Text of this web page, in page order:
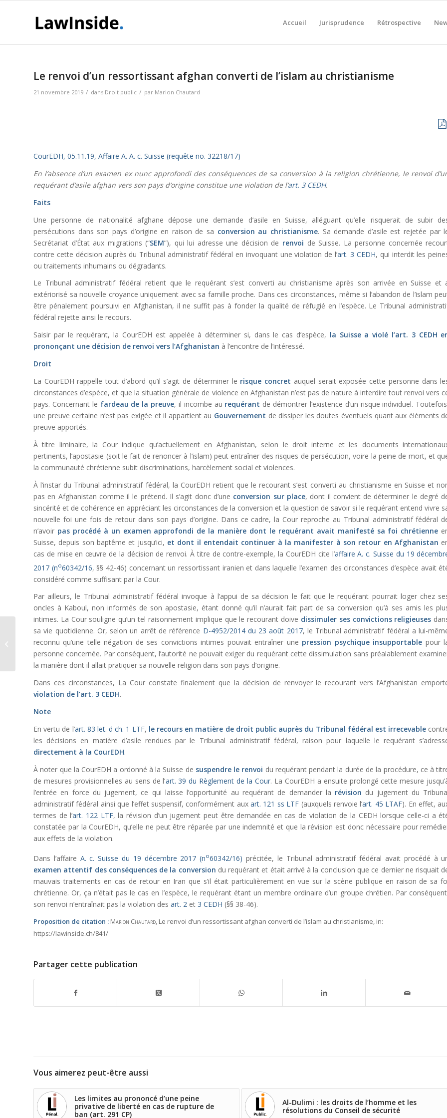
Accueil Jurisprudence Rétrospective
Le renvoi d’un ressortissant afghan converti de l’islam au christianisme
21 novembre 2019 / dans Droit public / par Marion Chautard
CourEDH, 05.11.19, Affaire A. A. c. Suisse (requête no. 32218/17)
En l’absence d’un examen ex nunc approfondi des conséquences de sa conversion à la religion chrétienne, le renvoi
requérant d’asile afghan vers son pays d’origine constitue une violation de l’art. 3 CEDH.
Faits
Une personne de nationalité afghane dépose une demande d’asile en Suisse, alléguant qu’elle risquerait de subir
persécutions dans son pays d’origine en raison de sa conversion au christianisme. Sa demande d’asile est rejetée par
Secrétariat d’État aux migrations (“SEM”), qui lui adresse une décision de renvoi de Suisse. La personne concernée
contre cette décision auprès du Tribunal administratif fédéral en invoquant une violation de l’art. 3 CEDH, qui interdit les
ou traitements inhumains ou dégradants.
Le Tribunal administratif fédéral retient que le requérant s’est converti au christianisme après son arrivée en Suisse et
extériorisé sa nouvelle croyance uniquement avec sa famille proche. Dans ces circonstances, même si l’abandon de l’islam
être pénalement poursuivi en Afghanistan, il ne suffit pas à fonder la qualité de réfugié en l’espèce. Le Tribunal
fédéral rejette ainsi le recours.
Saisir par le requérant, la CourEDH est appelée à déterminer si, dans le cas d’espèce, la Suisse a violé l’art. 3 CEDH
prononçant une décision de renvoi vers l’Afghanistan à l’encontre de l’intéressé.
Droit
La CourEDH rappelle tout d’abord qu’il s’agit de déterminer le risque concret auquel serait exposée cette personne dans
circonstances d’espèce, et que la situation générale de violence en Afghanistan n’est pas de nature à interdire tout renvoi vers
pays. Concernant le fardeau de la preuve, il incombe au requérant de démontrer l’existence d’un risque individuel.
une preuve certaine n’est pas exigée et il appartient au Gouvernement de dissiper les doutes éventuels quant aux éléments
preuve apportés.
À titre liminaire, la Cour indique qu’actuellement en Afghanistan, selon le droit interne et les documents
pertinents, l’apostasie (soit le fait de renoncer à l’islam) peut entraîner des risques de persécution, voire la peine de mort, et
la communauté chrétienne subit discriminations, harcèlement social et violences.
À l’instar du Tribunal administratif fédéral, la CourEDH retient que le recourant s’est converti au christianisme en Suisse et
pas en Afghanistan comme il le prétend. Il s’agit donc d’une conversion sur place, dont il convient de déterminer le degré
sincérité et de cohérence en appréciant les circonstances de la conversion et la question de savoir si le requérant entend vivre
nouvelle foi une fois de retour dans son pays d’origine. Dans ce cadre, la Cour reproche au Tribunal administratif fédéral
n’avoir pas procédé à un examen approfondi de la manière dont le requérant avait manifesté sa foi chrétienne
Suisse, depuis son baptême et jusqu’ici, et dont il entendait continuer à la manifester à son retour en Afghanistan
cas de mise en œuvre de la décision de renvoi. À titre de contre-exemple, la CourEDH cite l’affaire A. c. Suisse du 19
2017 (no60342/16, §§ 42-46) concernant un ressortissant iranien et dans laquelle l’examen des circonstances d’espèce avait
considéré comme suffisant par la Cour.
Par ailleurs, le Tribunal administratif fédéral invoque à l’appui de sa décision le fait que le requérant pourrait loger chez
oncles à Kaboul, non informés de son apostasie, étant donné qu’il n’aurait fait part de sa conversion qu’à ses amis les
intimes. La Cour souligne qu’un tel raisonnement implique que le recourant doive dissimuler ses convictions religieuses
sa vie quotidienne. Or, selon un arrêt de référence D-4952/2014 du 23 août 2017, le Tribunal administratif fédéral a lui-
reconnu qu’une telle négation de ses convictions intimes pouvait entraîner une pression psychique insupportable pour
personne concernée. Par conséquent, l’autorité ne pouvait exiger du requérant cette dissimulation sans préalablement
la manière dont il allait pratiquer sa nouvelle religion dans son pays d’origine.
Dans ces circonstances, La Cour constate finalement que la décision de renvoyer le recourant vers l’Afghanistan
violation de l’art. 3 CEDH.
Note
En vertu de l’art. 83 let. d ch. 1 LTF, le recours en matière de droit public auprès du Tribunal fédéral est irrecevable
les décisions en matière d’asile rendues par le Tribunal administratif fédéral, raison pour laquelle le requérant
directement à la CourEDH.
À noter que la CourEDH a ordonné à la Suisse de suspendre le renvoi du requérant pendant la durée de la procédure, ce à
de mesures provisionnelles au sens de l’art. 39 du Règlement de la Cour. La CourEDH a ensuite prolongé cette mesure
l’entrée en force du jugement, ce qui laisse l’opportunité au requérant de demander la révision du jugement du
administratif fédéral ainsi que l’effet suspensif, conformément auxart. 121 ss LTF (auxquels renvoie l’art. 45 LTAF). En effet,
termes de l’art. 122 LTF, la révision d’un jugement peut être demandée en cas de violation de la CEDH lorsque celle-ci a
constatée par la CourEDH, qu’elle ne peut être réparée par une indemnité et que la révision est donc nécessaire pour
aux effets de la violation.
Dans l’affaire A. c. Suisse du 19 décembre 2017 (no60342/16) précitée, le Tribunal administratif fédéral avait procédé à
examen attentif des conséquences de la conversion du requérant et était arrivé à la conclusion que ce dernier ne risquait
mauvais traitements en cas de retour en Iran que s’il était particulièrement en vue sur la scène publique en raison de sa
chrétienne. Or, ça n’était pas le cas en l’espèce, le requérant étant un membre ordinaire d’un groupe chrétien. Par
son renvoi n’entraînait pas la violation des art. 2 et 3 CEDH (§§ 38-46).
Proposition de citation : Marion Chautard, Le renvoi d’un ressortissant afghan converti de l’islam au christianisme, in:
https://lawinside.ch/841/
Partager cette publication
Vous aimerez peut-être aussi
Les limites au prononcé d’une peine
privative de liberté en cas de rupture de
ban (art. 291 CP)
Al-Dulimi : les droits de l’homme et les
résolutions du Conseil de sécurité
La représentation
d’une société par un
organe de fait